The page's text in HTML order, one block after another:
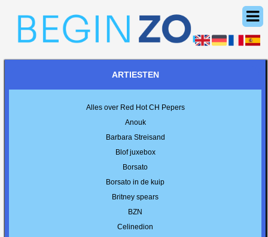
ARTIESTEN
Alles over Red Hot CH Pepers
Anouk
Barbara Streisand
Blof juxebox
Borsato
Borsato in de kuip
Britney spears
BZN
Celinedion